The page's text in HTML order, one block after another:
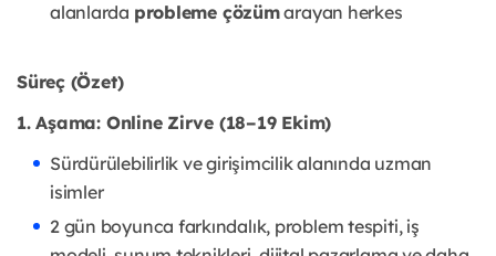
alanlarda probleme çözümarayan herkes
Süreç (Özet)
1. Aşama: Online Zirve (18–19 Ekim)
Sürdürülebilirlik ve girişimcilik alanında uzman
isimler
2 gün boyunca farkındalık, problem tespiti, iş